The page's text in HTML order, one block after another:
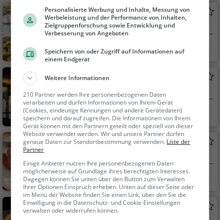
Cafe Klinikum
Restaurant in Quedlinburg
Quedlinburg
Restaurant, Aben
Nargile Shishabar Quedlinburg
Bar in Quedlinburg
Quedlinburg
Bar, Snacks / Getr
änke
Zur Goldenen Sonne
Quedlinburg
Restaurant, Aben
dessen, Mittagessen,
Deutsch, Europäisch
Flying Pizza
Personalisierte Werbung und Inhalte, Messung von
Werbeleistung und der Performance von Inhalten,
Zielgruppenforschung sowie Entwicklung und
Verbesserung von Angeboten
Speichern von oder Zugriff auf Informationen auf
einem Endgerät
Weitere Informationen
210 Partner werden Ihre personenbezogenen Daten
verarbeiten und dürfen Informationen von Ihrem Gerät
(Cookies, eindeutige Kennungen und andere Gerätedaten)
speichern und darauf zugreifen. Die Informationen von Ihrem
Gerät können mit den Partnern geteilt oder speziell von dieser
Website verwendet werden. Wir und unsere Partner dürfen
genaue Daten zur Standortbestimmung verwenden. Liste der
Partner
Einige Anbieter nutzen Ihre personenbezogenen Daten
möglicherweise auf Grundlage ihres berechtigten Interesses.
Dagegen können Sie unten über den Button zum Verwalten
Ihrer Optionen Einspruch erheben. Unten auf dieser Seite oder
im Menü der Website finden Sie einen Link, über den Sie die
Einwilligung in die Datenschutz- und Cookie-Einstellungen
verwalten oder widerrufen können.